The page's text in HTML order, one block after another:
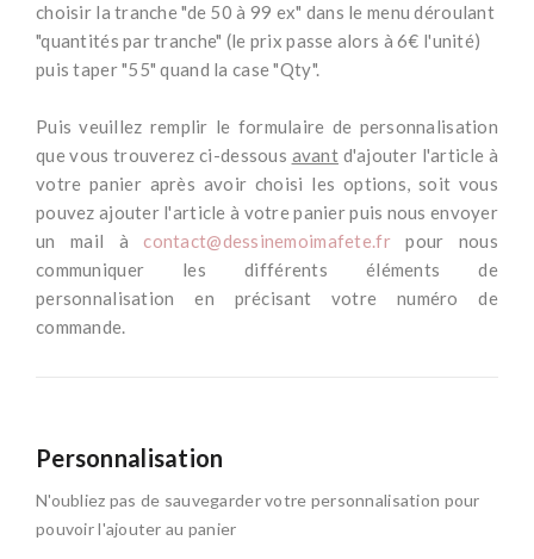
choisir la tranche "de 50 à 99 ex" dans le menu déroulant
"quantités par tranche" (le prix passe alors à 6€ l'unité)
puis taper "55" quand la case "Qty".
Puis veuillez remplir le formulaire de personnalisation
que vous trouverez ci-dessous avantd'ajouter l'article à
votre panier après avoir choisi les options, soit vous
pouvez ajouter l'article à votre panier puis nous envoyer
un mail à contact@dessinemoimafete.frpour nous
communiquer les différents éléments de
personnalisation en précisant votre numéro de
commande.
Personnalisation
N'oubliez pas de sauvegarder votre personnalisation pour
pouvoir l'ajouter au panier